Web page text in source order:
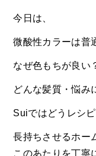
今日は、
微酸性カラーは普
なぜ色もちが良い
どんな髪質・悩み
Suiではどうレシ
長持ちさせるホー
このあたりを丁寧